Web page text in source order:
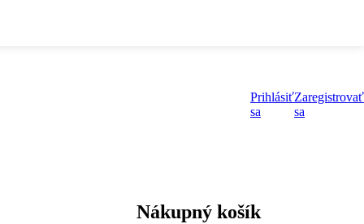
Prihlásiť
sa
Zaregistrovať
sa
Nákupný košík